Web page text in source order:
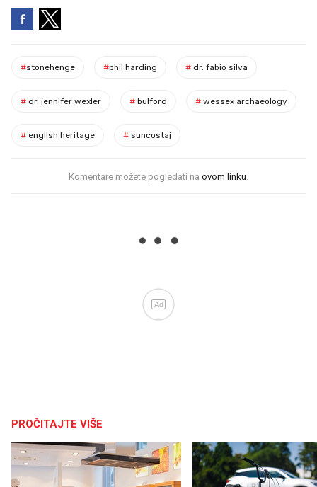
#stonehenge #phil harding # dr. fabio silva
# dr. jennifer wexler # bulford # wessex archaeology
# english heritage # suncostaj
Komentare možete pogledati na ovom linku.
Ad
PROČITAJTE VIŠE